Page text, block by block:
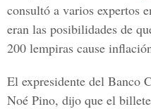
consultó a varios expertos
eran las posibilidades de
200 lempiras cause
El expresidente del Banco
Noé Pino, dijo que el